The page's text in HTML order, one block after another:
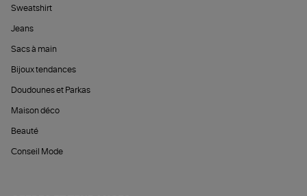
Sweatshirt
Jeans
Sacs à main
Bijoux tendances
Doudounes et Parkas
Maison déco
Beauté
Conseil Mode